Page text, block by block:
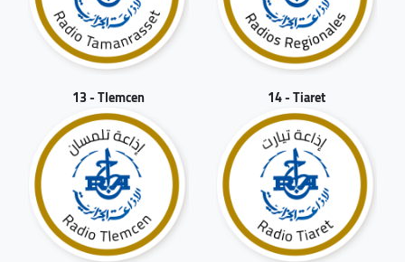
13 - Tlemcen 14 - Tiaret